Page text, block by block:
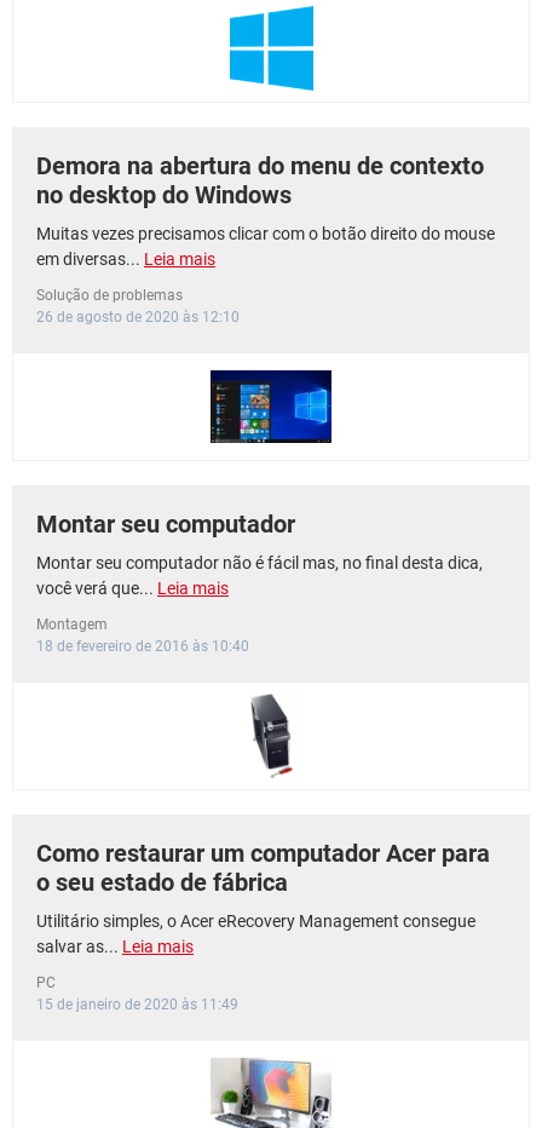
Demora na abertura do menu de contexto
no desktop do Windows
Muitas vezes precisamos clicar com o botão direito do mouse
em diversas... Leia mais
Solução de problemas
26 de agosto de 2020 às 12:10
Montar seu computador
Montar seu computador não é fácil mas, no final desta dica,
você verá que... Leia mais
Montagem
18 de fevereiro de 2016 às 10:40
Como restaurar um computador Acer para
o seu estado de fábrica
Utilitário simples, o Acer eRecovery Management consegue
salvar as... Leia mais
PC
15 de janeiro de 2020 às 11:49